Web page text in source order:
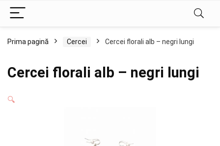
Prima pagină Cercei Cercei florali alb – negri lungi
Cercei florali alb – negri lungi
🔍